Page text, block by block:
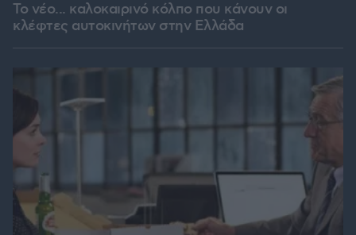
Το νέο... καλοκαιρινό κόλπο που κάνουν οι
κλέφτες αυτοκινήτων στην Ελλάδα